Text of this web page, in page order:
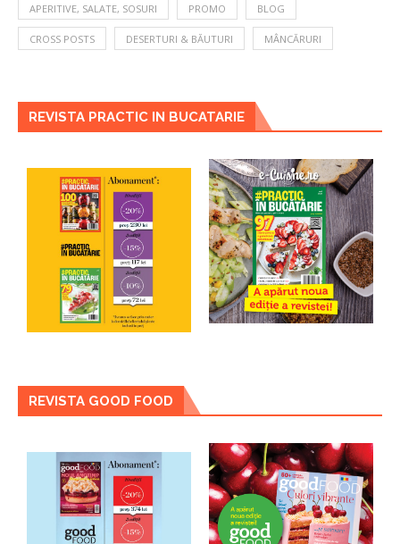
APERITIVE, SALATE, SOSURI PROMO BLOG
CROSS POSTS DESERTURI & BĂUTURI MÂNCĂRURI
REVISTA PRACTIC IN BUCATARIE
REVISTA GOOD FOOD